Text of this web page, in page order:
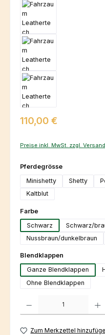
Regulärer Preis:
110,00 €
Preise inkl. MwSt. zzgl.
Pferdegrösseauswählen
Minishetty
Shetty
Kaltblut
Farbeauswählen
Schwarz
Schwarz/
Nussbraun/dunkelbraun
Blendklappen
Ganze Blendklappen
Ohne Blendklappen
Zum Merkzettel